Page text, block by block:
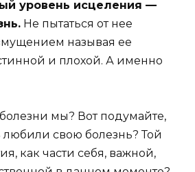
уровень исцеления —
Не пытаться от нее
называя ее
и плохой. А именно
мы? Вот подумайте,
свою болезнь? Той
как части себя, важной,